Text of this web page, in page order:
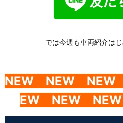
では今週も車両紹介は
NEW NEW NEW
EW NEW